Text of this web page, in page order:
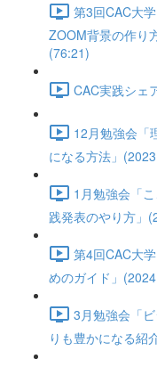
第3回CAC大
ZOOM背景の作り
(76:21)
CAC実践シェ
12月勉強会「
になる方法」
1月勉強会「
践発表のやり方」
第4回CAC大
めのガイド」
3月勉強会「
りも豊かになる紹